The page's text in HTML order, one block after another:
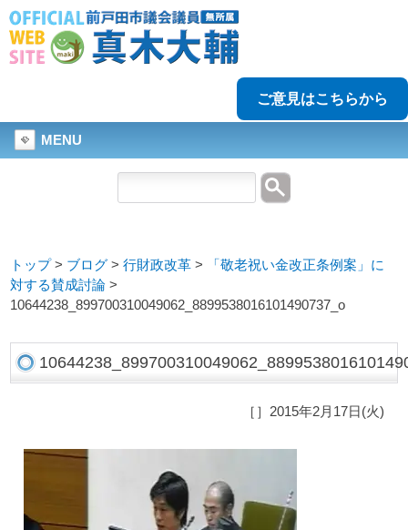
ご意見はこちらから
MENU
トップ> ブログ >行財政改革 >
「敬老祝い金改正条例案」に
対する賛成討論 >
10644238_899700310049062_8899538016101490737_o
［］2015年2月17日(火)